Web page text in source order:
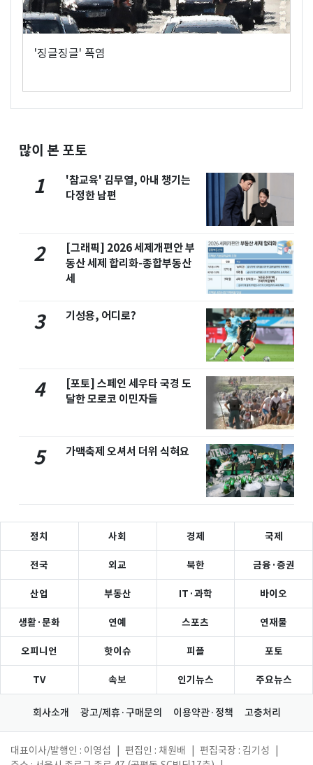
'징글징글' 폭염
많이 본 포토
1
'참교육' 김무열, 아내 챙기는
다정한 남편
2
[그래픽] 2026 세제개편안 부
동산 세제 합리화-종합부동산
세
3 기성용, 어디로?
4
[포토] 스페인 세우타 국경 도
달한 모로코 이민자들
5 가맥축제 오셔서 더위 식혀요
정치 사회 경제 국제
전국 외교 북한 금융·증권
산업 부동산 IT·과학 바이오
생활·문화 연예 스포츠 연재물
오피니언 핫이슈 피플 포토
TV 속보 인기뉴스 주요뉴스
회사소개 광고/제휴·구매문의 이용약관·정책 고충처리
대표이사/발행인 : 이영섭 편집인 : 채원배 편집국장 : 김기성